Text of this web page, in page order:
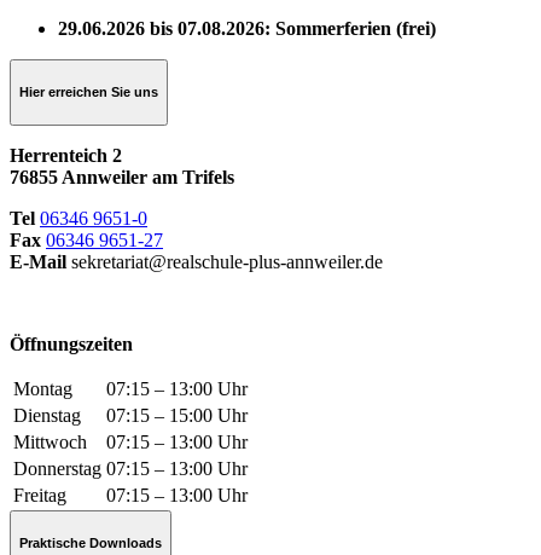
29.06.2026 bis 07.08.2026: Sommerferien (frei)
Hier erreichen Sie uns
Herrenteich 2
76855 Annweiler am Trifels
Tel 06346 9651-0
Fax 06346 9651-27
E-Mail sekretariat@realschule-plus-annweiler.de
Öffnungszeiten
Montag
07:15 – 13:00 Uhr
Dienstag
07:15 – 15:00 Uhr
Mittwoch
07:15 – 13:00 Uhr
Donnerstag 07:15 – 13:00 Uhr
Freitag
07:15 – 13:00 Uhr
Praktische Downloads